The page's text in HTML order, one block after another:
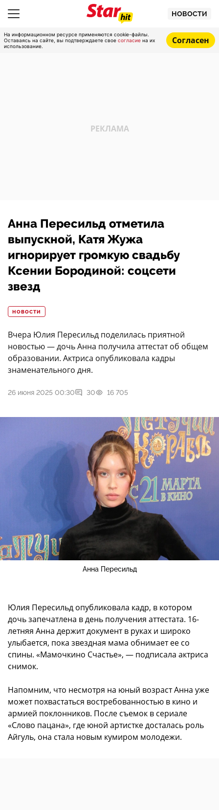
НОВОСТИ
На информационном ресурсе применяются cookie-файлы.
Оставаясь на сайте, вы подтверждаете свое согласие на их
использование.
Согласен
Анна Пересильд отметила
выпускной, Катя Жужа
игнорирует громкую свадьбу
Ксении Бородиной: соцсети
звезд
НОВОСТИ
Вчера Юлия Пересильд поделилась приятной
новостью — дочь Анна получила аттестат об общем
образовании. Актриса опубликовала кадры
знаменательного дня.
26 июня 2025 00:30 30 16 705
Анна Пересильд
Юлия Пересильд опубликовала кадр, в котором
дочь запечатлена в день получения аттестата. 16-
летняя Анна держит документ в руках и широко
улыбается, пока звездная мама обнимает ее со
спины. «Мамочкино Счастье», — подписала актриса
снимок.
Напомним, что несмотря на юный возраст Анна уже
может похвастаться востребованностью в кино и
армией поклонников. После съемок в сериале
«Слово пацана», где юной артистке досталась роль
Айгуль, она стала новым кумиром молодежи.